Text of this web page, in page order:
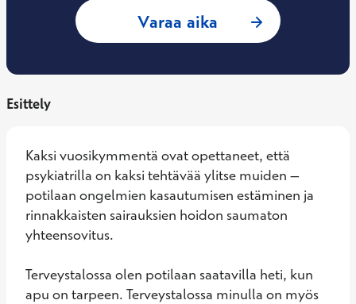
Varaa aika : Sami Salmi,
Esittely
Kaksi vuosikymmentä ovat opettaneet, että
psykiatrilla on kaksi tehtävää ylitse muiden –
potilaan ongelmien kasautumisen estäminen ja
rinnakkaisten sairauksien hoidon saumaton
yhteensovitus.
Terveystalossa olen potilaan saatavilla heti, kun
apu on tarpeen. Terveystalossa minulla on myös